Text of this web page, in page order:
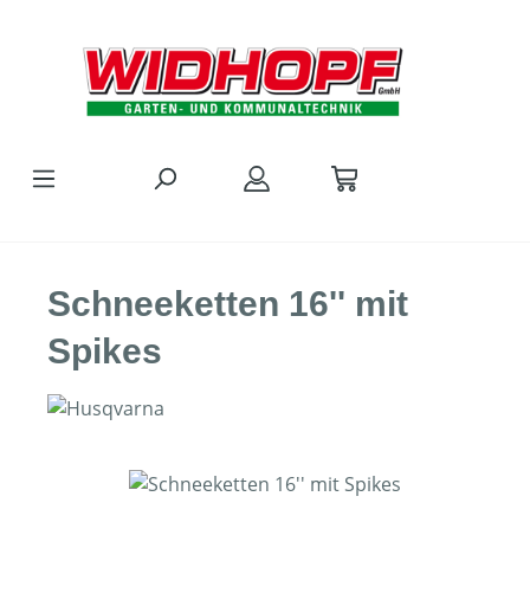
Schneeketten 16'' mit
Spikes
Bildergalerie überspringen